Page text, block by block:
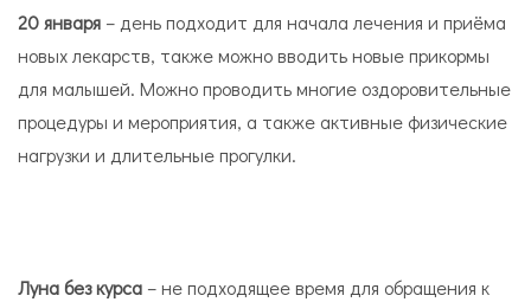
20 января – день подходит для начала лечения и приёма
новых лекарств, также можно вводить новые прикормы
для малышей. Можно проводить многие оздоровительные
процедуры и мероприятия, а также активные физические
нагрузки и длительные прогулки.
Луна без курса – не подходящее время для обращения к